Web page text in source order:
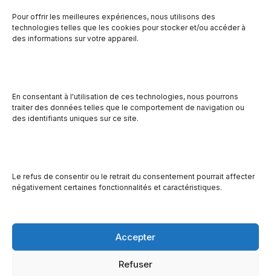
Pour offrir les meilleures expériences, nous utilisons des
technologies telles que les cookies pour stocker et/ou accéder à
des informations sur votre appareil.
En consentant à l'utilisation de ces technologies, nous pourrons
traiter des données telles que le comportement de navigation ou
des identifiants uniques sur ce site.
Le refus de consentir ou le retrait du consentement pourrait affecter
négativement certaines fonctionnalités et caractéristiques.
Accepter
Refuser
Préparation de repas
Des repas congelés sont livrés dans les écoles qui le
Garde-manger aux résidences de la
Polyvalente St-Joseph
périssables et de conserves dans le but de compléter
l’épicerie des élèves en résidences qui ont moins de
© Site de la Manne du Jour | Réalisé par